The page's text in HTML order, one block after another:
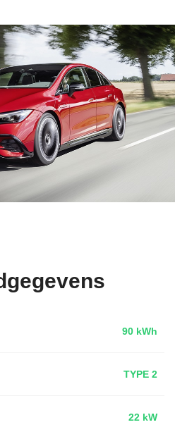
90 kWh
TYPE 2
22 kW